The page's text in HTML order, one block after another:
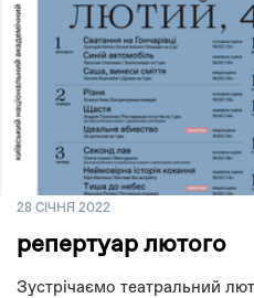
28 СІЧНЯ 2022
репертуар лютого
Зустрічаємо театральний